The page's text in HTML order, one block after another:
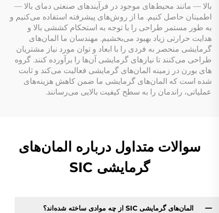
بالا — مانند محیط‌های موجود در فرآیندهای صنعتی دمای بالا —
اطمینان حاصل کنیم. ما از روش‌های پیشرفته استفاده می‌کنیم و
به طور مستمر طراحی را با توجه به استحکام کششی بالا و
هدایت حرارتی زیاد بهبود می‌بخشیم. مهندسان ما المان‌های
گرمایشی منحصر به فردی را با ابعاد و توان مورد نیاز مشتریان
طراحی می‌کنند تا نیازهای گرمایشی آن‌ها را برآورده کنند. گروه
های بورن در زمینه المان‌های گرمایشی فعالیت می‌کند و ثابت
شده است که المان‌های گرمایشی ما ضمن کاهش هزینه‌های
عملیاتی، راندمان را به سطح کیفیت بالایی می‌رسانند.
سوالات متداول درباره المان‌های
گرمایشی SIC
المان‌های گرمایشی SIC از چه موادی ساخته شده‌اند؟